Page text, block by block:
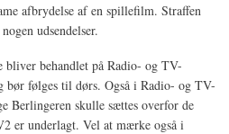
afbrydelse af en spillefilm. Straffen
udsendelser.
bliver behandlet på Radio- og TV-
bør følges til dørs. Også i Radio- og TV-
Berlingeren skulle sættes overfor de
er underlagt. Vel at mærke også i